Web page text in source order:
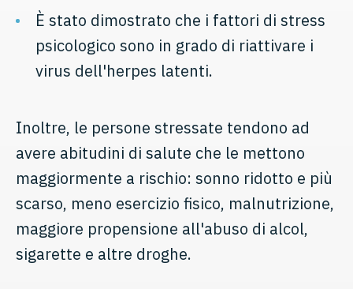
È stato dimostrato che i fattori di stress
psicologico sono in grado di riattivare i
virus dell'herpes latenti.
Inoltre, le persone stressate tendono ad
avere abitudini di salute che le mettono
maggiormente a rischio: sonno ridotto e più
scarso, meno esercizio fisico, malnutrizione,
maggiore propensione all'abuso di alcol,
sigarette e altre droghe.